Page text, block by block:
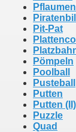
Pit-Pat
Pömpeln
Poolball
Pusteball
Putten
Putten (II)
Puzzle
Quad